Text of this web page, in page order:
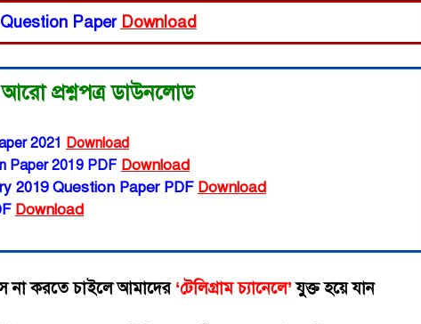
Question Paper Download
আরো প্রশ্নপত্র ডাউনলোড
2021 Download
Paper2019 PDF Download
2019 Question Paper PDF Download
Download
না করতে চাইলে আমাদের ‘টেলিগ্রাম চ্যানেলে’ যুক্ত হয়ে যান